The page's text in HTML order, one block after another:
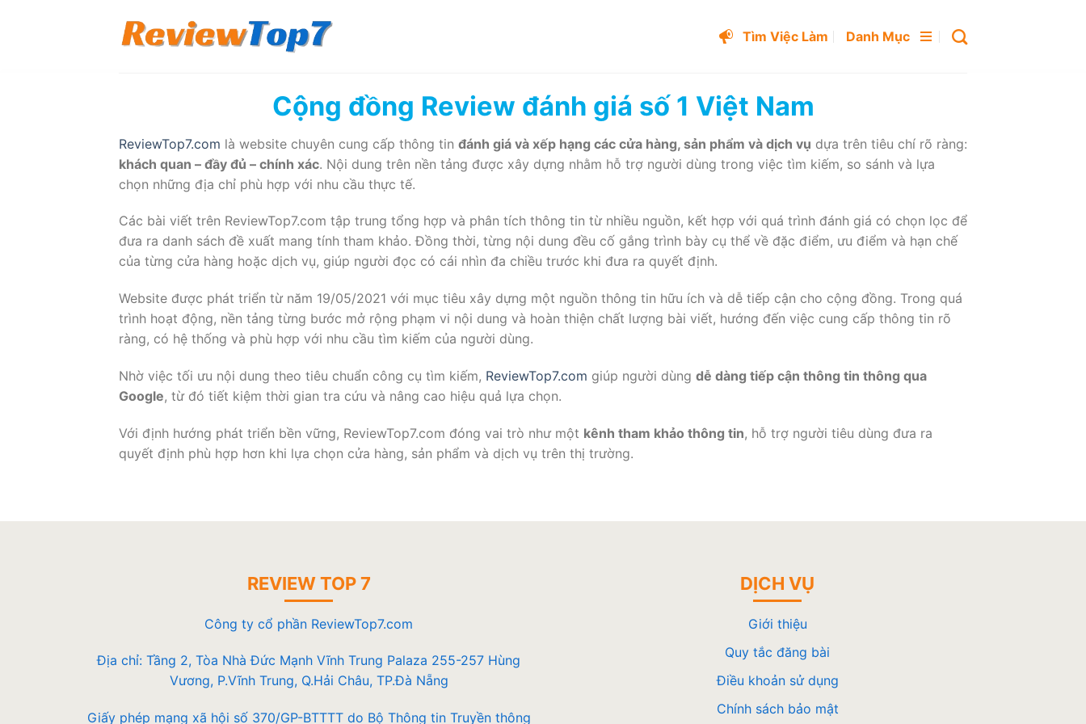
Tìm Việc Làm Danh Mục
Cộng đồng Review đánh giá số 1 Việt Nam
ReviewTop7.com là website chuyên cung cấp thông tin đánh giá và xếp hạng các cửa hàng, sản phẩm và dịch vụ dựa trên tiêu chí rõ ràng:
khách quan – đầy đủ – chính xác. Nội dung trên nền tảng được xây dựng nhằm hỗ trợ người dùng trong việc tìm kiếm, so sánh và lựa
chọn những địa chỉ phù hợp với nhu cầu thực tế.
Các bài viết trên ReviewTop7.com tập trung tổng hợp và phân tích thông tin từ nhiều nguồn, kết hợp với quá trình đánh giá có chọn lọc để
đưa ra danh sách đề xuất mang tính tham khảo. Đồng thời, từng nội dung đều cố gắng trình bày cụ thể về đặc điểm, ưu điểm và hạn chế
của từng cửa hàng hoặc dịch vụ, giúp người đọc có cái nhìn đa chiều trước khi đưa ra quyết định.
Website được phát triển từ năm 19/05/2021 với mục tiêu xây dựng một nguồn thông tin hữu ích và dễ tiếp cận cho cộng đồng. Trong quá
trình hoạt động, nền tảng từng bước mở rộng phạm vi nội dung và hoàn thiện chất lượng bài viết, hướng đến việc cung cấp thông tin rõ
ràng, có hệ thống và phù hợp với nhu cầu tìm kiếm của người dùng.
Nhờ việc tối ưu nội dung theo tiêu chuẩn công cụ tìm kiếm, ReviewTop7.com giúp người dùng dễ dàng tiếp cận thông tin thông qua
Google, từ đó tiết kiệm thời gian tra cứu và nâng cao hiệu quả lựa chọn.
Với định hướng phát triển bền vững, ReviewTop7.com đóng vai trò như một kênh tham khảo thông tin, hỗ trợ người tiêu dùng đưa ra
quyết định phù hợp hơn khi lựa chọn cửa hàng, sản phẩm và dịch vụ trên thị trường.
REVIEW TOP 7
Công ty cổ phần ReviewTop7.com
Địa chỉ: Tầng 2, Tòa Nhà Đức Mạnh Vĩnh Trung Palaza 255-257 Hùng
Vương, P.Vĩnh Trung, Q.Hải Châu, TP.Đà Nẵng
Giấy phép mạng xã hội số 370/GP-BTTTT do Bộ Thông tin Truyền thông
DỊCH VỤ
Giới thiệu
Quy tắc đăng bài
Điều khoản sử dụng
Chính sách bảo mật